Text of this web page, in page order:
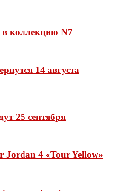
в коллекцию N7
14 августа
25 сентября
Jordan 4 «Tour Yellow»